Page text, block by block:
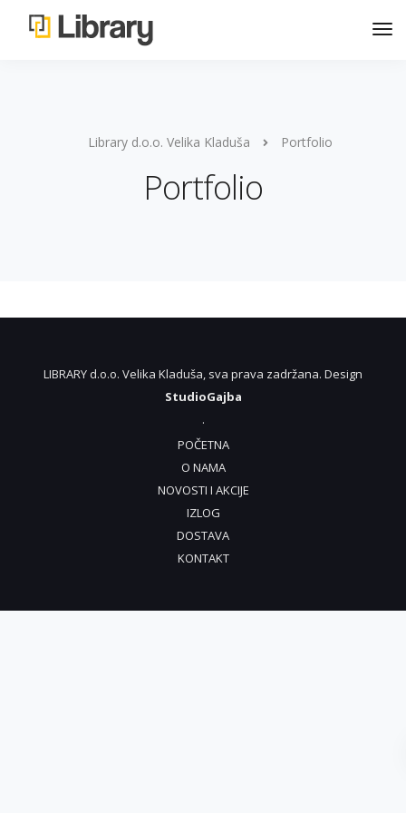
Library d.o.o. Velika Kladuša Portfolio
Portfolio
LIBRARY d.o.o. Velika Kladuša, sva prava zadržana. Design
StudioGajba
.
POČETNA
O NAMA
NOVOSTI I AKCIJE
IZLOG
DOSTAVA
KONTAKT